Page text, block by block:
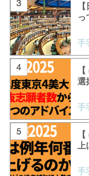
っ
手
選
手
手